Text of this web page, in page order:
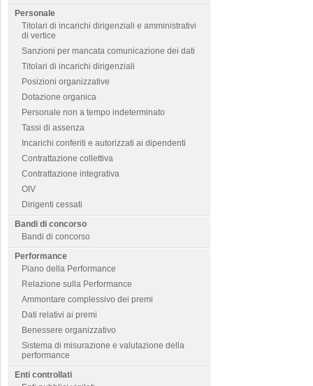
Personale
Titolari di incarichi dirigenziali e amministrativi
di vertice
Sanzioni per mancata comunicazione dei dati
Titolari di incarichi dirigenziali
Posizioni organizzative
Dotazione organica
Personale non a tempo indeterminato
Tassi di assenza
Incarichi conferiti e autorizzati ai dipendenti
Contrattazione collettiva
Contrattazione integrativa
OIV
Dirigenti cessati
Bandi di concorso
Bandi di concorso
Performance
Piano della Performance
Relazione sulla Performance
Ammontare complessivo dei premi
Dati relativi ai premi
Benessere organizzativo
Sistema di misurazione e valutazione della
performance
Enti controllati